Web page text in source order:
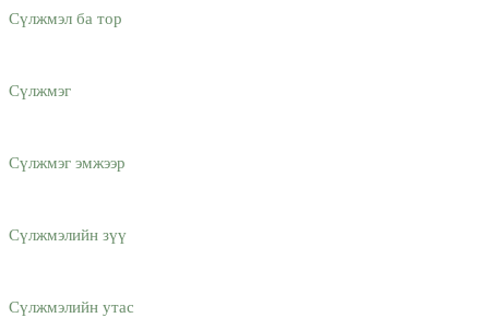
Сүлжмэл ба тор
Сүлжмэг
Сүлжмэг эмжээр
Сүлжмэлийн зүү
Сүлжмэлийн утас